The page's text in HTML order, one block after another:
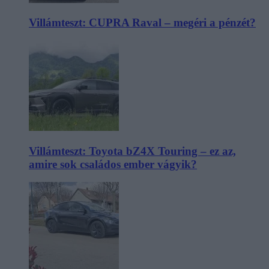
Villámteszt: CUPRA Raval – megéri a pénzét?
Villámteszt: Toyota bZ4X Touring – ez az,
amire sok családos ember vágyik?